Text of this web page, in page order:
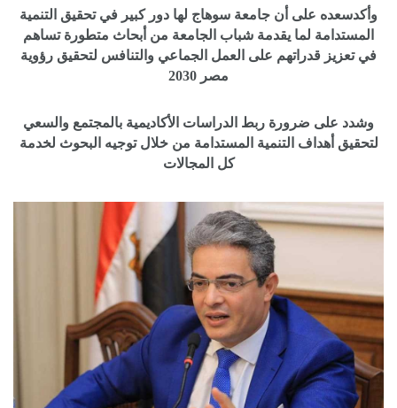
وأكدسعده على أن جامعة سوهاج لها دور كبير في تحقيق التنمية
المستدامة لما يقدمة شباب الجامعة من أبحاث متطورة تساهم
في تعزيز قدراتهم على العمل الجماعي والتنافس لتحقيق رؤوية
مصر 2030
وشدد على ضرورة ربط الدراسات الأكاديمية بالمجتمع والسعي
لتحقيق أهداف التنمية المستدامة من خلال توجيه البحوث لخدمة
كل المجالات